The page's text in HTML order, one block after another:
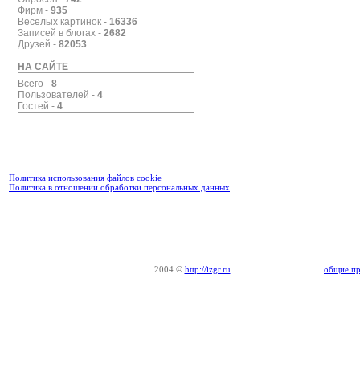
Фирм - 935
Веселых картинок - 16336
Записей в блогах - 2682
Друзей - 82053
НА САЙТЕ
Всего - 8
Пользователей - 4
Гостей - 4
Политика использования файлов cookie
Политика в отношении обработки персональных данных
2004 © http://izgr.ru общие